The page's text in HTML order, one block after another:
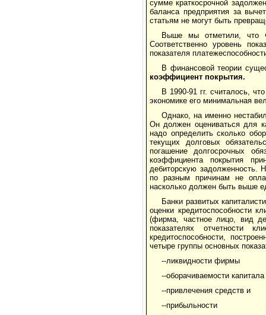
сумме краткосрочной
баланса предприятия за
статьям не могут быть
Выше мы отметили, что
Соответственно уровень
показателя
В финансовой теории
коэффициент покрытия.
В 1990-91 гг. считалось,
экономике его минимальная
Однако, на именно
Он должен оцениваться для
надо определить сколько
текущих долговых
погашение долгосрочных
коэффициента покрытия
дебиторскую задолженность.
по разным причинам не
насколько должен быть выше
Банки развитых
оценки кредитоспособности
(фирма, частное лицо, вид
показателях отчетности
кредитоспособности,
четыре группы основных
--ликвидности фирмы
--оборачиваемости капитала
--привлечения средств и
--прибыльности